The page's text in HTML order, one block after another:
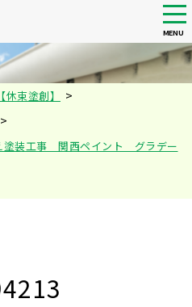
MENU
束塗創】 >
>
装工事 関西ペイント グラデー